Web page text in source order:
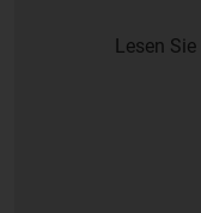
Lesen